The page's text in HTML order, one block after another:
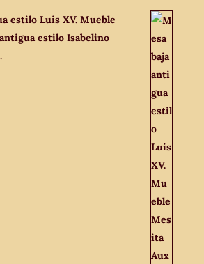
estilo Luis XV. Mueble
estilo Isabelino